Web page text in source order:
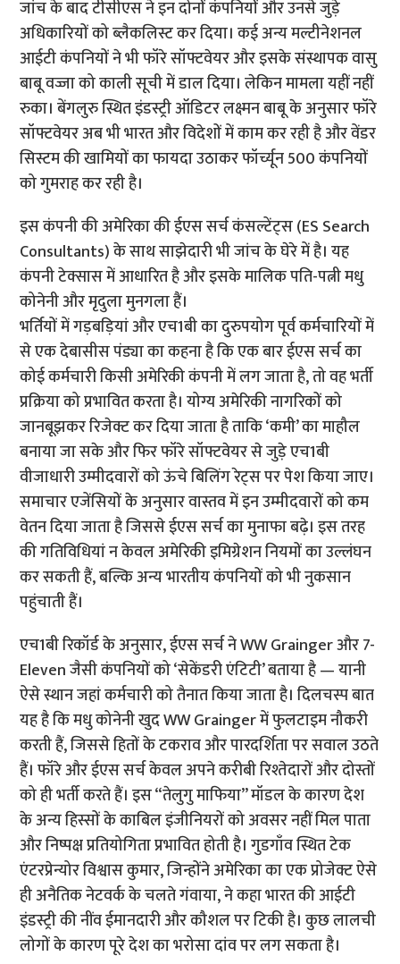
जांच के बाद टीसीएस ने इन दोनों कंपनियों और उनसे जुड़े
अधिकारियों को ब्लैकलिस्ट कर दिया। कई अन्य मल्टीनेशनल
आईटी कंपनियों ने भी फॉरे सॉफ्टवेयर और इसके संस्थापक वासु
बाबू वज्जा को काली सूची में डाल दिया। लेकिन मामला यहीं नहीं
रुका। बेंगलुरु स्थित इंडस्ट्री ऑडिटर लक्ष्मन बाबू के अनुसार फॉरे
सॉफ्टवेयर अब भी भारत और विदेशों में काम कर रही है और वेंडर
सिस्टम की खामियों का फायदा उठाकर फॉर्च्यून 500 कंपनियों
को गुमराह कर रही है।
इस कंपनी की अमेरिका की ईएस सर्च कंसल्टेंट्स (ES Search
Consultants) के साथ साझेदारी भी जांच के घेरे में है। यह
कंपनी टेक्सास में आधारित है और इसके मालिक पति-पत्नी मधु
कोनेनी और मृदुला मुनगला हैं।
भर्तियों में गड़बड़ियां और एच1बी का दुरुपयोग पूर्व कर्मचारियों में
से एक देबासीस पंड्या का कहना है कि एक बार ईएस सर्च का
कोई कर्मचारी किसी अमेरिकी कंपनी में लग जाता है, तो वह भर्ती
प्रक्रिया को प्रभावित करता है। योग्य अमेरिकी नागरिकों को
जानबूझकर रिजेक्ट कर दिया जाता है ताकि ‘कमी’ का माहौल
बनाया जा सके और फिर फॉरे सॉफ्टवेयर से जुड़े एच1बी
वीजाधारी उम्मीदवारों को ऊंचे बिलिंग रेट्स पर पेश किया जाए।
समाचार एजेंसियों के अनुसार वास्तव में इन उम्मीदवारों को कम
वेतन दिया जाता है जिससे ईएस सर्च का मुनाफा बढ़े। इस तरह
की गतिविधियां न केवल अमेरिकी इमिग्रेशन नियमों का उल्लंघन
कर सकती हैं, बल्कि अन्य भारतीय कंपनियों को भी नुकसान
पहुंचाती हैं।
एच1बी रिकॉर्ड के अनुसार, ईएस सर्च ने WW Grainger और 7-
Eleven जैसी कंपनियों को ‘सेकेंडरी एंटिटी’ बताया है — यानी
ऐसे स्थान जहां कर्मचारी को तैनात किया जाता है। दिलचस्प बात
यह है कि मधु कोनेनी खुद WW Grainger में फुलटाइम नौकरी
करती हैं, जिससे हितों के टकराव और पारदर्शिता पर सवाल उठते
हैं। फॉरे और ईएस सर्च केवल अपने करीबी रिश्तेदारों और दोस्तों
को ही भर्ती करते हैं। इस “तेलुगु माफिया” मॉडल के कारण देश
के अन्य हिस्सों के काबिल इंजीनियरों को अवसर नहीं मिल पाता
और निष्पक्ष प्रतियोगिता प्रभावित होती है। गुडगाँव स्थित टेक
एंटरप्रेन्योर विश्वास कुमार, जिन्होंने अमेरिका का एक प्रोजेक्ट ऐसे
ही अनैतिक नेटवर्क के चलते गंवाया, ने कहा भारत की आईटी
इंडस्ट्री की नींव ईमानदारी और कौशल पर टिकी है। कुछ लालची
लोगों के कारण पूरे देश का भरोसा दांव पर लग सकता है।